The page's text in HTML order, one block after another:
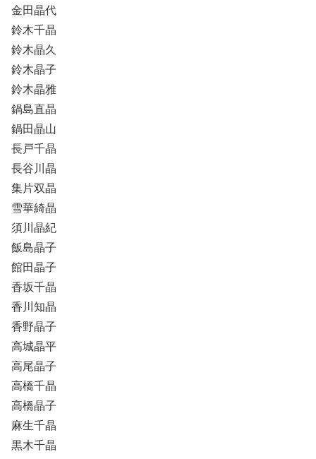
金田晶代
鈴木千晶
鈴木晶久
鈴木晶子
鈴木晶雅
鍋島直晶
鍋田晶山
長戸千晶
長谷川晶
集片双晶
雪華綺晶
須川晶紀
飯島晶子
館田晶子
香坂千晶
香川知晶
香野晶子
高城晶平
高尾晶子
高橋千晶
高橋晶子
麻生千晶
黒木千晶